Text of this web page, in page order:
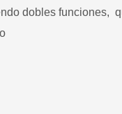
dobles funciones,